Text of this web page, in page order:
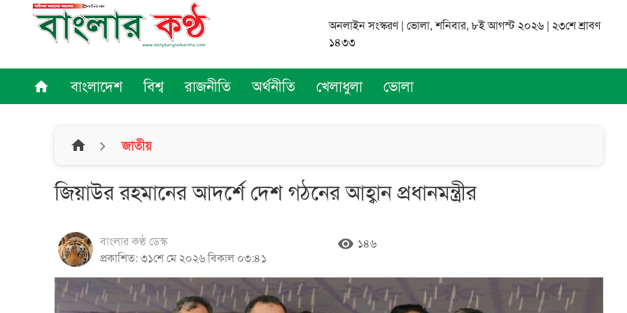
অনলাইন সংস্করণ | ভোলা, শনিবার, ৮ই আগস্ট ২০২৬ | ২৩শে শ্রাবণ
১৪৩৩
home বাংলাদেশ বিশ্ব রাজনীতি অর্থনীতি খেলাধুলা ভোলা
home জাতীয়
জিয়াউর রহমানের আদর্শে দেশ গঠনের আহ্বান প্রধানমন্ত্রীর
বাংলার কণ্ঠ ডেস্ক
প্রকাশিত: ৩১শে মে ২০২৬ বিকাল ০৩:৪১
remove_red_eye ১৪৬